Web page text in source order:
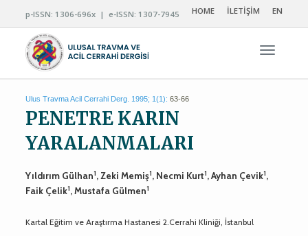
p-ISSN: 1306-696x | e-ISSN: 1307-7945 HOME İLETİŞİM EN
Ulus Travma Acil Cerrahi Derg. 1995; 1(1): 63-66
PENETRE KARIN
YARALANMALARI
Yıldırım Gülhan1, Zeki Memiş1, Necmi Kurt1, Ayhan Çevik1,
Faik Çelik1, Mustafa Gülmen1
Kartal Eğitim ve Araştırma Hastanesi 2.Cerrahi Kliniği, İstanbul